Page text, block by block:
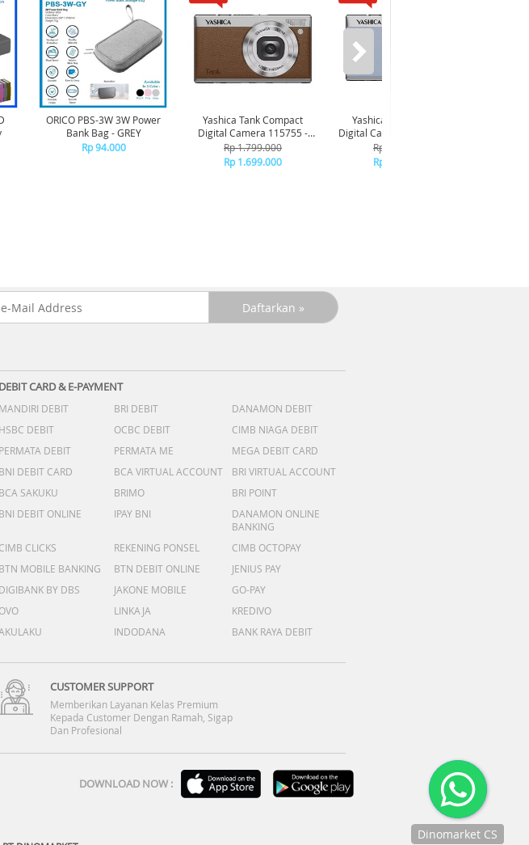
ORICO PBS-3W 3W Power
Bank Bag - GREY
Rp 94.000
Yashica Tank Compact
Digital Camera 115755 -
Brown
Rp 1.799.000
Rp 1.699.000
Yashica Tank Compact
Digital Camera 115756 - Sky
Rp 1.799.000
Rp 1.699.000
DEBIT CARD & E-PAYMENT
MANDIRI DEBIT BRI DEBIT
DANAMON DEBIT
HSBC DEBIT
OCBC DEBIT
CIMB NIAGA DEBIT
PERMATA DEBIT
PERMATA ME
MEGA DEBIT CARD
BNI DEBIT CARD
BCA VIRTUAL ACCOUNT
BRI VIRTUAL ACCOUNT
BCA SAKUKU
BRIMO
BRI POINT
BNI DEBIT ONLINE
IPAY BNI
DANAMON ONLINE
BANKING
CIMB CLICKS
REKENING PONSEL
CIMB OCTOPAY
BTN MOBILE BANKING
BTN DEBIT ONLINE
JENIUS PAY
DIGIBANK BY DBS
JAKONE MOBILE
GO-PAY
OVO
LINKAJA
KREDIVO
INDODANA BANK RAYA DEBIT
CUSTOMER SUPPORT
Memberikan Layanan Kelas Premium
Kepada Customer Dengan Ramah, Sigap
Dan Profesional
DOWNLOAD NOW :
Dinomarket CS